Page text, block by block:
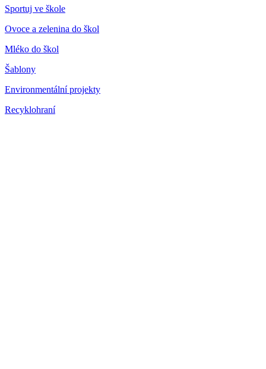
Sportuj ve škole
Ovoce a zelenina do škol
Mléko do škol
Šablony
Environmentální projekty
Recyklohraní